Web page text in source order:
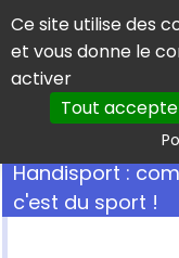
Panneau de gestion
Ce site utilise des
et vous donne le
activer
Tout
Handisport :
c'est du sport !